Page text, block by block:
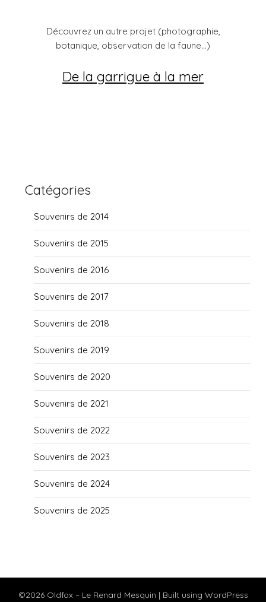
Découvrez un autre projet (photographie,
botanique, observation de la faune...)
De la garrigue à la mer
Catégories
Souvenirs de 2014
Souvenirs de 2015
Souvenirs de 2016
Souvenirs de 2017
Souvenirs de 2018
Souvenirs de 2019
Souvenirs de 2020
Souvenirs de 2021
Souvenirs de 2022
Souvenirs de 2023
Souvenirs de 2024
Souvenirs de 2025
©2026 Oldfox – Le Renard Mesquin | Built using WordPress